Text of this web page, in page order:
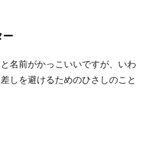
ー
名前がかっこいいですが、いわ
しを避けるためのひさしのこと